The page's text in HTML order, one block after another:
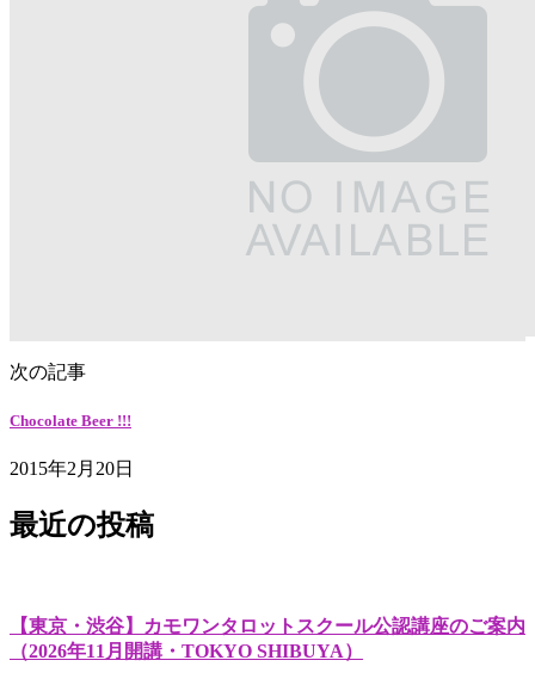
次の記事
Chocolate Beer !!!
2015年2月20日
最近の投稿
【東京・渋谷】カモワンタロットスクール公認講座のご案内
（2026年11月開講・TOKYO SHIBUYA）